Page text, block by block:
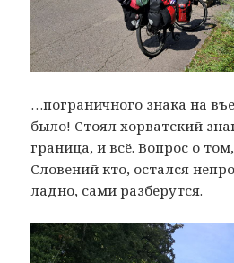
…пограничного знака на
было! Стоял хорватский
граница, и всё. Вопрос о
Словений кто, остался
ладно, сами разберутся.